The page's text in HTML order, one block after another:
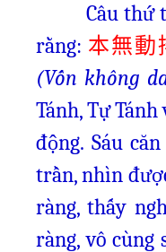
Câu thứ tư
rằng: 本無動
(Vốn không
Tánh, Tự
động. Sáu
trần, nhìn
ràng, thấy
ràng, vô cùng